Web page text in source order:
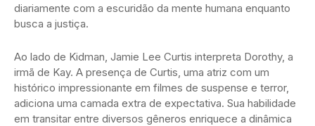
diariamente com a escuridão da mente humana enquanto
busca a justiça.
Ao lado de Kidman, Jamie Lee Curtis interpreta Dorothy, a
irmã de Kay. A presença de Curtis, uma atriz com um
histórico impressionante em filmes de suspense e terror,
adiciona uma camada extra de expectativa. Sua habilidade
em transitar entre diversos gêneros enriquece a dinâmica